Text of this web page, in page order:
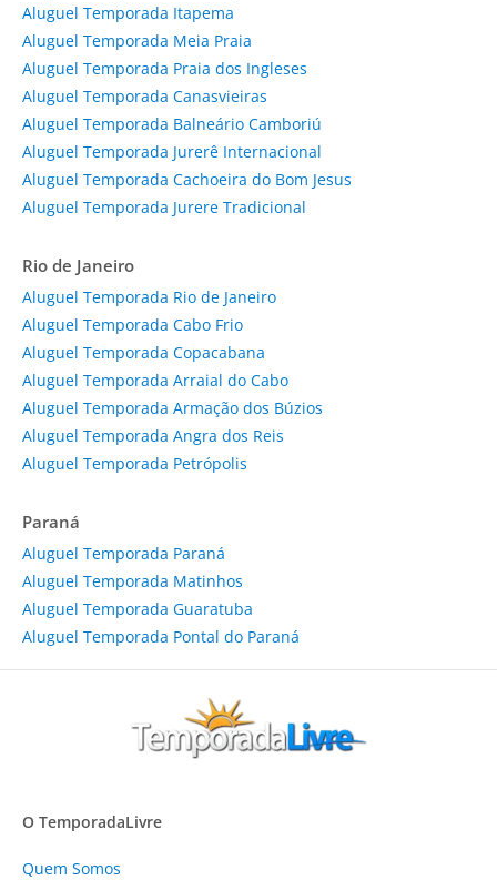
Aluguel Temporada Itapema
Aluguel Temporada Meia Praia
Aluguel Temporada Praia dos Ingleses
Aluguel Temporada Canasvieiras
Aluguel Temporada Balneário Camboriú
Aluguel Temporada Jurerê Internacional
Aluguel Temporada Cachoeira do Bom Jesus
Aluguel Temporada Jurere Tradicional
Rio de Janeiro
Aluguel Temporada Rio de Janeiro
Aluguel Temporada Cabo Frio
Aluguel Temporada Copacabana
Aluguel Temporada Arraial do Cabo
Aluguel Temporada Armação dos Búzios
Aluguel Temporada Angra dos Reis
Aluguel Temporada Petrópolis
Paraná
Aluguel Temporada Paraná
Aluguel Temporada Matinhos
Aluguel Temporada Guaratuba
Aluguel Temporada Pontal do Paraná
O TemporadaLivre
Quem Somos